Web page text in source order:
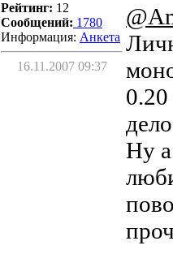
Рейтинг: 12
Сообщений: 1780
Информация: Aнкета
16.11.2007 09:37
Ну